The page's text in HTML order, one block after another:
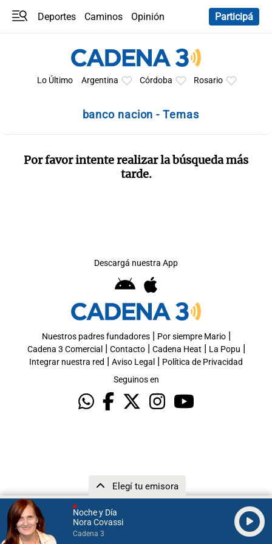
Noche y Día
Nora Covassi
Cadena 3
Elegí tu emisora
Deportes Caminos
Opinión
Participá
Lo Último Argentina Córdoba Rosario
banco nacion - Temas
Por favor intente realizar la búsqueda más
tarde.
Descargá nuestra App
Nuestros padres fundadores| Por siempre Mario|
Cadena 3 Comercial | Contacto| Cadena Heat | La Popu |
Integrar nuestra red | Aviso Legal | Política de Privacidad
Seguinos en